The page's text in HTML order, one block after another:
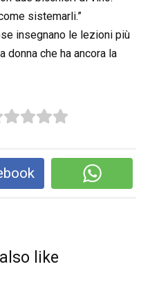
sistemarli.”
insegnano le lezioni più
donna che ha ancora la
like